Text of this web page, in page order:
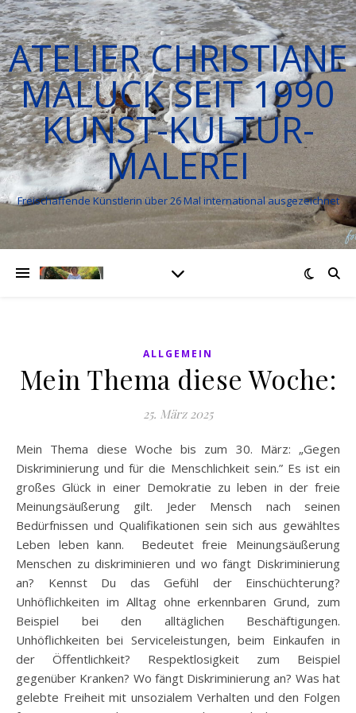
ATELIER CHRISTIANE
MALUCK SEIT 1990
KUNST-KULTUR-
MALEREI
Freischaffende Künstlerin über 26 Mal international ausgezeichnet
ALLGEMEIN
Mein Thema diese Woche:
25. März 2025
Mein Thema diese Woche bis zum 30. März: „Gegen
Diskriminierung und für die Menschlichkeit sein.” Es ist ein
großes Glück in einer Demokratie zu leben in der freie
Meinungsäußerung gilt. Jeder Mensch nach seinen
Bedürfnissen und Qualifikationen sein sich aus gewähltes
Leben leben kann. Bedeutet freie Meinungsäußerung
Menschen zu diskriminieren und wo fängt Diskriminierung
an? Kennst Du das Gefühl der Einschüchterung?
Unhöflichkeiten im Alltag ohne erkennbaren Grund, zum
Beispiel bei den alltäglichen Beschäftigungen.
Unhöflichkeiten bei Serviceleistungen, beim Einkaufen in
der Öffentlichkeit? Respektlosigkeit zum Beispiel
gegenüber Kranken? Wo fängt Diskriminierung an? Was hat
gelebte Freiheit mit unsozialem Verhalten und den Folgen